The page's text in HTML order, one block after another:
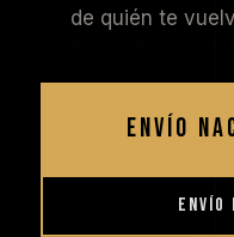
de quién te
ENVÍO
ENVÍO